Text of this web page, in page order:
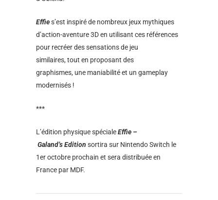
Effies’est inspiré de nombreux jeux mythiques
d’action-aventure 3D en utilisant ces références
pour recréer des sensations de jeu
similaires, tout en proposant des
graphismes, une maniabilité et un gameplay
modernisés !
***
L’édition physique spécialeEffie –
Galand’s Edition sortira sur Nintendo Switch le
1eroctobre prochain et sera distribuée en
France par MDF.